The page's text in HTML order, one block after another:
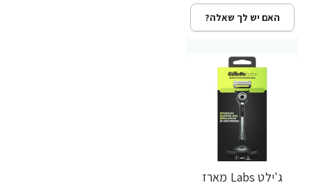
האם יש לך שאלה?
ג'ילט Labs מארז